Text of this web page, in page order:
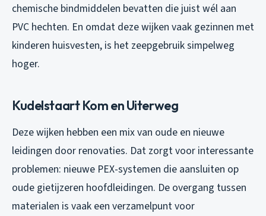
chemische bindmiddelen bevatten die juist wél aan
PVC hechten. En omdat deze wijken vaak gezinnen met
kinderen huisvesten, is het zeepgebruik simpelweg
hoger.
Kudelstaart Kom en Uiterweg
Deze wijken hebben een mix van oude en nieuwe
leidingen door renovaties. Dat zorgt voor interessante
problemen: nieuwe PEX-systemen die aansluiten op
oude gietijzeren hoofdleidingen. De overgang tussen
materialen is vaak een verzamelpunt voor